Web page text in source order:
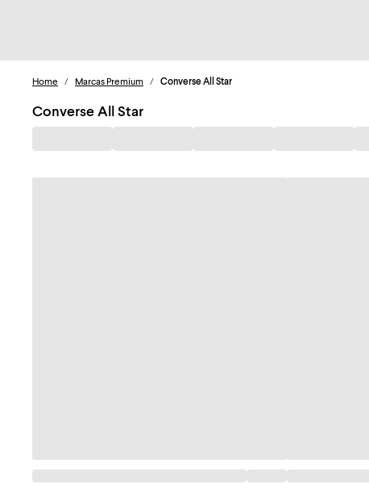
Home / Marcas Premium / Converse All Star
Converse All Star